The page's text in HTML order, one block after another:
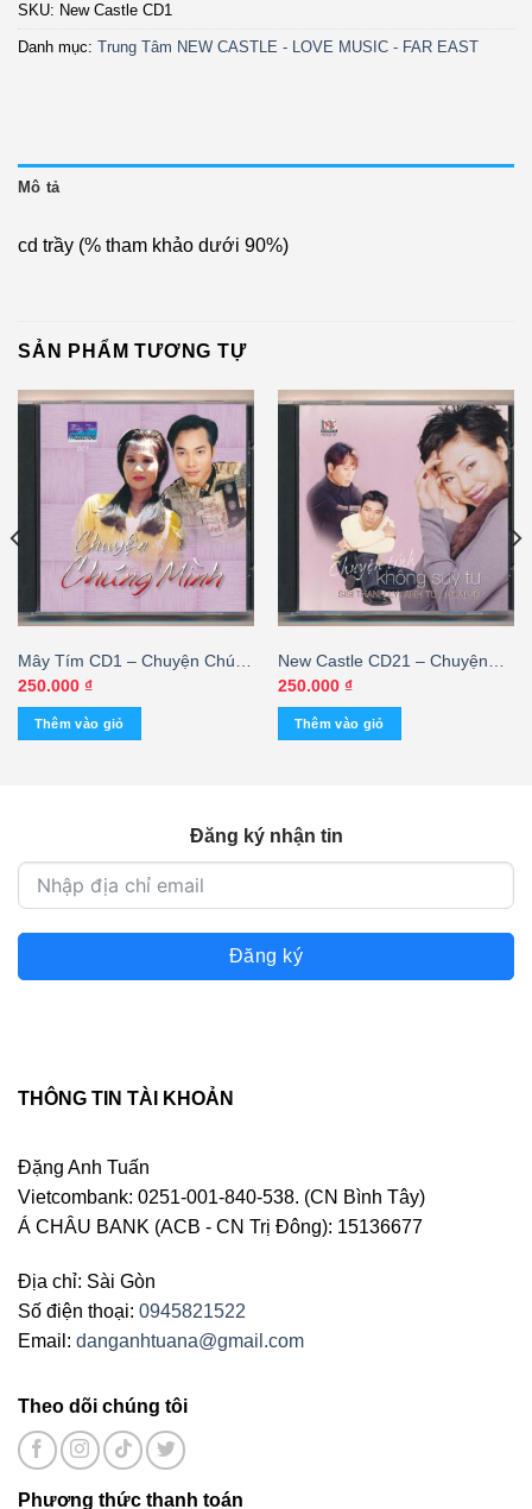
SKU: New Castle CD1
Danh mục: Trung Tâm NEW CASTLE - LOVE MUSIC - FAR EAST
Mô tả
cd trầy (% tham khảo dưới 90%)
SẢN PHẨM TƯƠNG TỰ
Mây Tím CD1 – Chuyện Chúng
Mình (New Castle CD) KGNSA
250.000 ₫
Thêm vào giỏ
New Castle CD21 – Chuyện
Tình Không Suy Tư – SiSi
Thanh Ly – Anh Tú – Hoài Vũ
250.000 ₫
Thêm vào giỏ
Đăng ký nhận tin
Đăng ký
THÔNG TIN TÀI KHOẢN
Đặng Anh Tuấn
Vietcombank: 0251-001-840-538. (CN Bình Tây)
Á CHÂU BANK (ACB - CN Trị Đông): 15136677
Địa chỉ: Sài Gòn
Số điện thoại: 0945821522
Email: danganhtuana@gmail.com
Theo dõi chúng tôi
Phương thức thanh toán